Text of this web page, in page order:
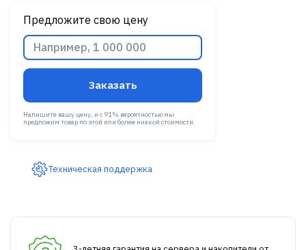
Предложите свою цену
Заказать
Напишите вашу цену, и с 91% вероятностью мы
предложим товар по этой или более низкой стоимости.
Техническая поддержка